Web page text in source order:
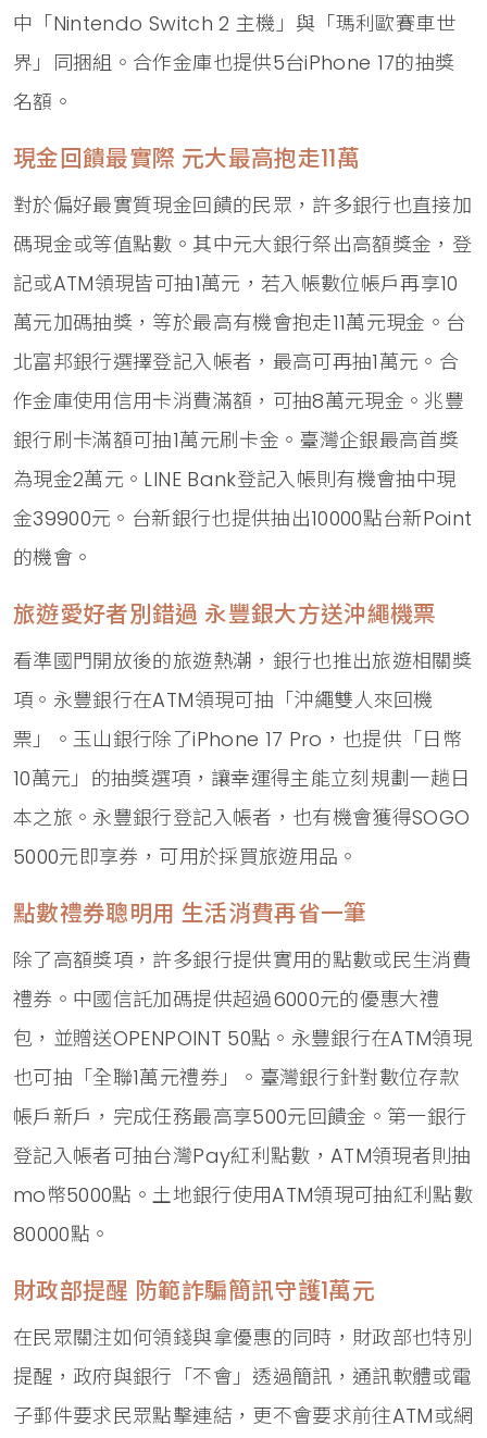
中「Nintendo Switch 2 主機」與「瑪利歐賽車世
界」同捆組。合作金庫也提供5台iPhone 17的抽獎
名額。
現金回饋最實際 元大最高抱走11萬
對於偏好最實質現金回饋的民眾，許多銀行也直接加
碼現金或等值點數。其中元大銀行祭出高額獎金，登
記或ATM領現皆可抽1萬元，若入帳數位帳戶再享10
萬元加碼抽獎，等於最高有機會抱走11萬元現金。台
北富邦銀行選擇登記入帳者，最高可再抽1萬元。合
作金庫使用信用卡消費滿額，可抽8萬元現金。兆豐
銀行刷卡滿額可抽1萬元刷卡金。臺灣企銀最高首獎
為現金2萬元。LINE Bank登記入帳則有機會抽中現
金39900元。台新銀行也提供抽出10000點台新Point
的機會。
旅遊愛好者別錯過 永豐銀大方送沖繩機票
看準國門開放後的旅遊熱潮，銀行也推出旅遊相關獎
項。永豐銀行在ATM領現可抽「沖繩雙人來回機
票」。玉山銀行除了iPhone 17 Pro，也提供「日幣
10萬元」的抽獎選項，讓幸運得主能立刻規劃一趟日
本之旅。永豐銀行登記入帳者，也有機會獲得SOGO
5000元即享券，可用於採買旅遊用品。
點數禮券聰明用 生活消費再省一筆
除了高額獎項，許多銀行提供實用的點數或民生消費
禮券。中國信託加碼提供超過6000元的優惠大禮
包，並贈送OPENPOINT 50點。永豐銀行在ATM領現
也可抽「全聯1萬元禮券」。臺灣銀行針對數位存款
帳戶新戶，完成任務最高享500元回饋金。第一銀行
登記入帳者可抽台灣Pay紅利點數，ATM領現者則抽
mo幣5000點。土地銀行使用ATM領現可抽紅利點數
80000點。
財政部提醒 防範詐騙簡訊守護1萬元
在民眾關注如何領錢與拿優惠的同時，財政部也特別
提醒，政府與銀行「不會」透過簡訊，通訊軟體或電
子郵件要求民眾點擊連結，更不會要求前往ATM或網